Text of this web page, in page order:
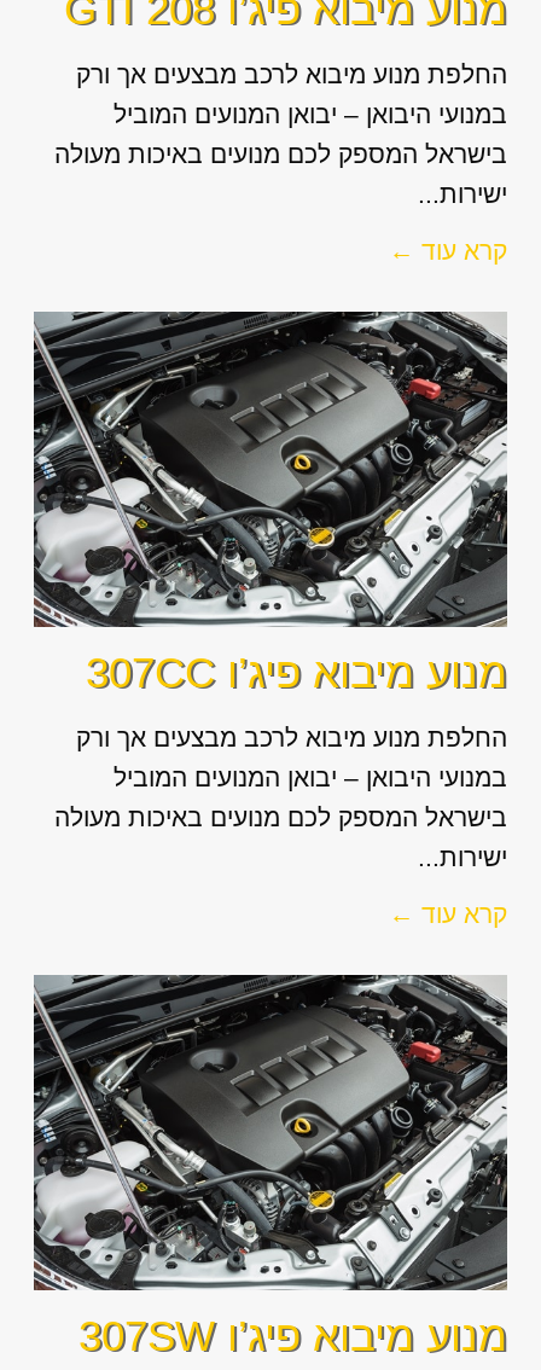
החלפת מנוע מיבוא לרכב מבצעים אך ורק
במנועי היבואן – יבואן המנועים המוביל
בישראל המספק לכם מנועים באיכות מעולה
ישירות...
קרא עוד ←
מנוע מיבוא פיג’ו 307CC
החלפת מנוע מיבוא לרכב מבצעים אך ורק
במנועי היבואן – יבואן המנועים המוביל
בישראל המספק לכם מנועים באיכות מעולה
ישירות...
קרא עוד ←
מנוע מיבוא פיג’ו 307SW